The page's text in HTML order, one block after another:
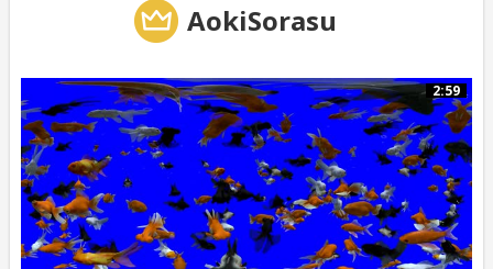
AokiSorasu
2:59